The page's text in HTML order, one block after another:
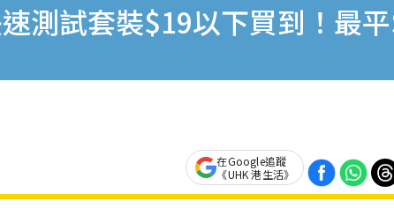
速測試套裝$19以下買到！最
在Google追蹤
《UHK 港生活》